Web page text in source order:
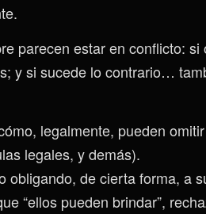
parecen estar en conflicto: si
y si sucede lo contrario…
legalmente, pueden
legales, y demás).
obligando, de cierta forma, a
“ellos pueden brindar”,